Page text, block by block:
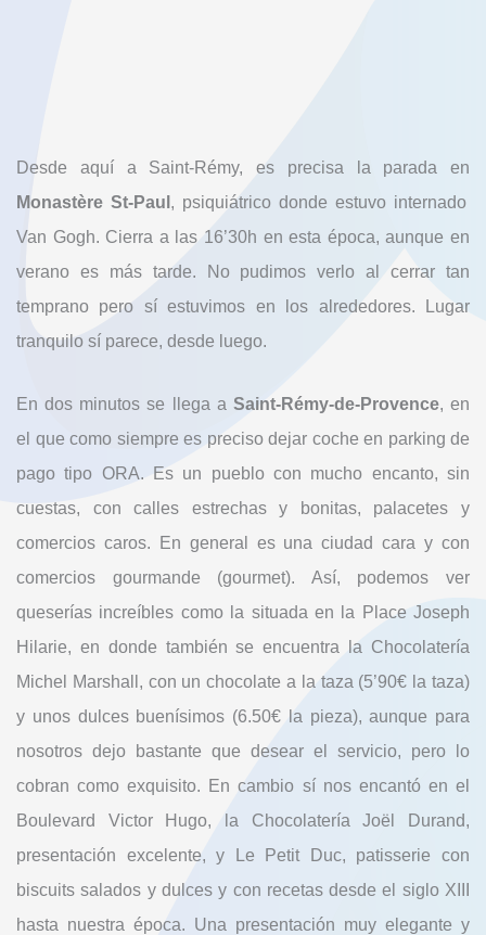
Desde aquí a Saint-Rémy, es precisa la parada en
Monastère St-Paul , psiquiátrico donde estuvo internado
Van Gogh. Cierra a las 16’30h en esta época, aunque en
verano es más tarde. No pudimos verlo al cerrar tan
temprano pero sí estuvimos en los alrededores. Lugar
tranquilo sí parece, desde luego.
En dos minutos se llega a Saint-Rémy-de-Provence, en
el que como siempre es preciso dejar coche en parking de
pago tipo ORA. Es un pueblo con mucho encanto, sin
cuestas, con calles estrechas y bonitas, palacetes y
comercios caros. En general es una ciudad cara y con
comercios gourmande (gourmet). Así, podemos ver
queserías increíbles como la situada en la Place Joseph
Hilarie, en donde también se encuentra la Chocolatería
Michel Marshall, con un chocolate a la taza (5’90€ la taza)
y unos dulces buenísimos (6.50€ la pieza), aunque para
nosotros dejo bastante que desear el servicio, pero lo
cobran como exquisito. En cambio sí nos encantó en el
Boulevard Victor Hugo, la Chocolatería Joël Durand,
presentación excelente, y Le Petit Duc, patisserie con
biscuits salados y dulces y con recetas desde el siglo XIII
hasta nuestra época. Una presentación muy elegante y